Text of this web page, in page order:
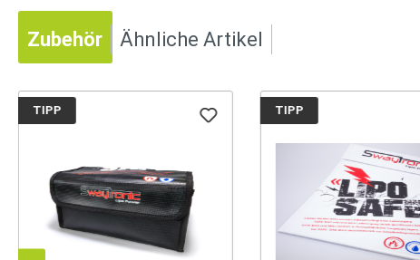
Zubehör Ähnliche Artikel
TIPP TIPP